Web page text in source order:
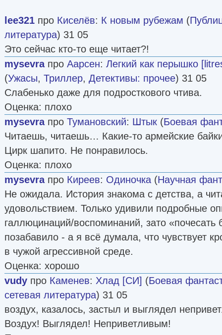
lee321 про Киселёв: К новым рубежам (
литература) 31 05
Это сейчас кто-то еще читает?!
mysevraпро Аарсен: Легкий как перышко
(Ужасы, Триллер, Детективы: прочее) 31 05
Слабенько даже для подросткового чтива.
Оценка: плохо
mysevraпро Тумановский: Штык (Боевая
Читаешь, читаешь… Какие-то армейские
Цирк шапито. Не понравилось.
Оценка: плохо
mysevraпро Киреев: Одиночка (Научная
Не ожидала. История знакома с детства, а
удовольствием. Только удивили подробные
галлюцинаций/воспоминаний, зато
позабавило - а я всё думала, что чувствует
в чужой агрессивной среде.
Оценка: хорошо
vudy про Каменев: Хлад [СИ] (Боевая
сетевая литература) 31 05
воздух, казалось, застыл и выглядел
Воздух! Выглядел! Неприветливым!